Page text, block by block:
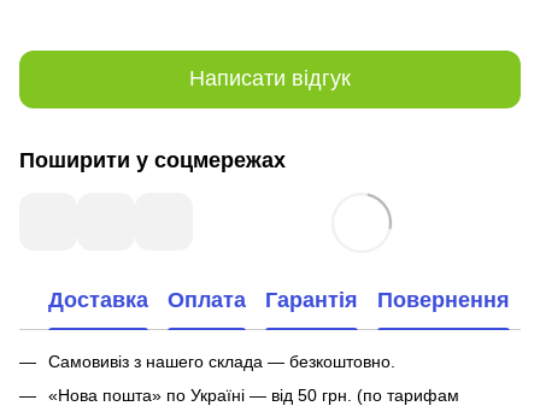
Написати відгук
Поширити у соцмережах
Доставка Оплата Гарантія Повернення
Самовивіз з нашего склада — безкоштовно.
«Нова пошта» по Україні — від 50 грн. (по тарифам